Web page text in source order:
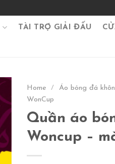
TÀI TRỢ GIẢI ĐẤU
Home / Áo bóng đá
WonCup
Quần áo
Woncup –